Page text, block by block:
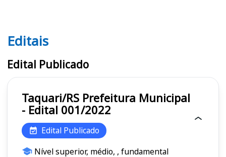
Editais
Editais
Edital Publicado
Taquari/RS Prefeitura Municipal
- Edital 001/2022
Edital Publicado
Nível superior, médio, , fundamental